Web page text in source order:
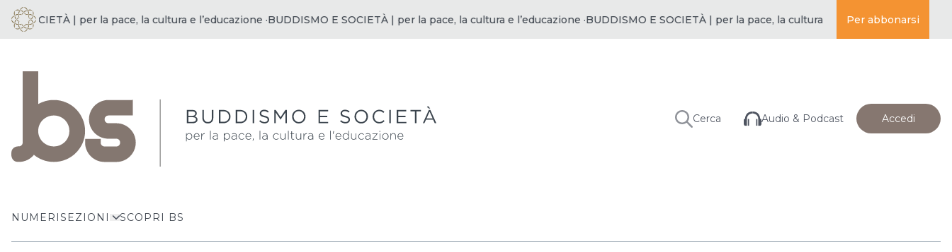
SOCIETÀ | per la pace, la cultura e l’educazione ·BUDDISMO E SOCIETÀ | per la pace, la cultura e l’educazione ·BUDDISMO E SOCIETÀ | per la pace, la cultura e l’educazione ·
Per abbonarsi
Cerca Audio & Podcast Accedi
NUMERISEZIONI SCOPRI BS